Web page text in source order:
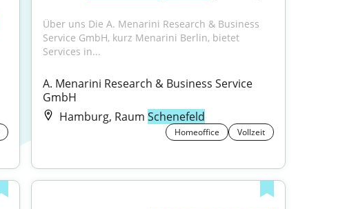
Über uns Die A. Menarini Research & Business
Service GmbH, kurz Menarini Berlin, bietet
Services in...
A. Menarini Research & Business Service
GmbH
Hamburg, Raum Schenefeld
Homeoffice Vollzeit